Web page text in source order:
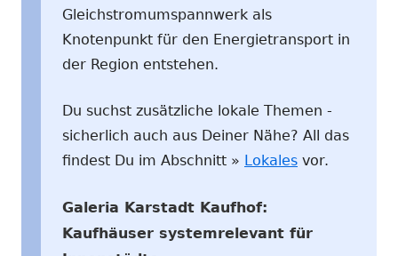
Gleichstromumspannwerk als
Knotenpunkt für den Energietransport in
der Region entstehen.
Du suchst zusätzliche lokale Themen -
sicherlich auch aus Deiner Nähe? All das
findest Du im Abschnitt » Lokales vor.
Galeria Karstadt Kaufhof:
Kaufhäuser systemrelevant für